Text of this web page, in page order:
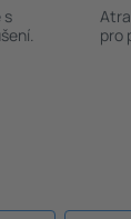
s
pro